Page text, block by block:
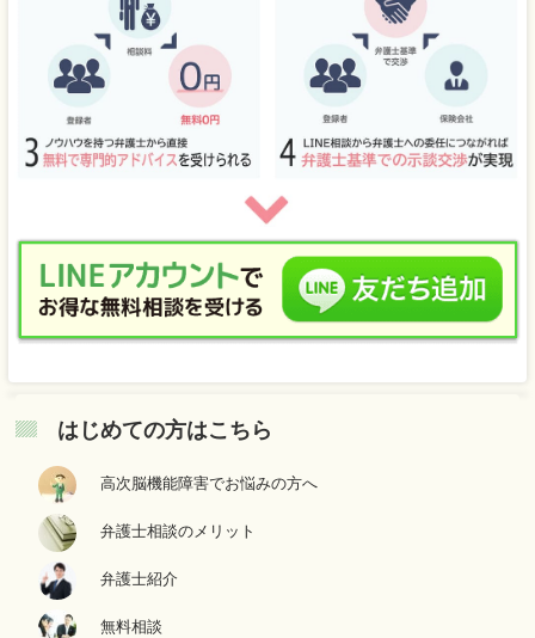
はじめての方はこちら
高次脳機能障害でお悩みの方へ
弁護士相談のメリット
弁護士紹介
無料相談